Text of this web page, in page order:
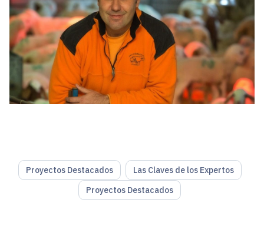
Eugenio Mallol.-Granja de Desarrollo Ovino AGM es una
Proyectos Destacados
Las Claves de los Expertos
Proyectos Destacados